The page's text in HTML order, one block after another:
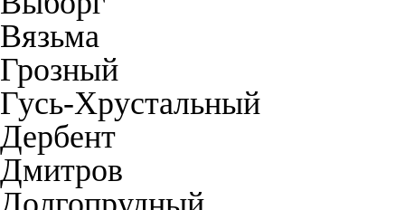
Вязьма
Грозный
Гусь-Хрустальный
Дербент
Дмитров